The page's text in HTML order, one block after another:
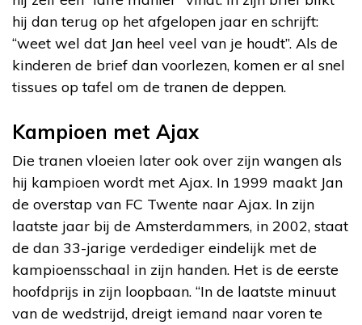
hij dan terug op het afgelopen jaar en schrijft:
“weet wel dat Jan heel veel van je houdt”. Als de
kinderen de brief dan voorlezen, komen er al snel
tissues op tafel om de tranen de deppen.
Kampioen met Ajax
Die tranen vloeien later ook over zijn wangen als
hij kampioen wordt met Ajax. In 1999 maakt Jan
de overstap van FC Twente naar Ajax. In zijn
laatste jaar bij de Amsterdammers, in 2002, staat
de dan 33-jarige verdediger eindelijk met de
kampioensschaal in zijn handen. Het is de eerste
hoofdprijs in zijn loopbaan. “In de laatste minuut
van de wedstrijd, dreigt iemand naar voren te